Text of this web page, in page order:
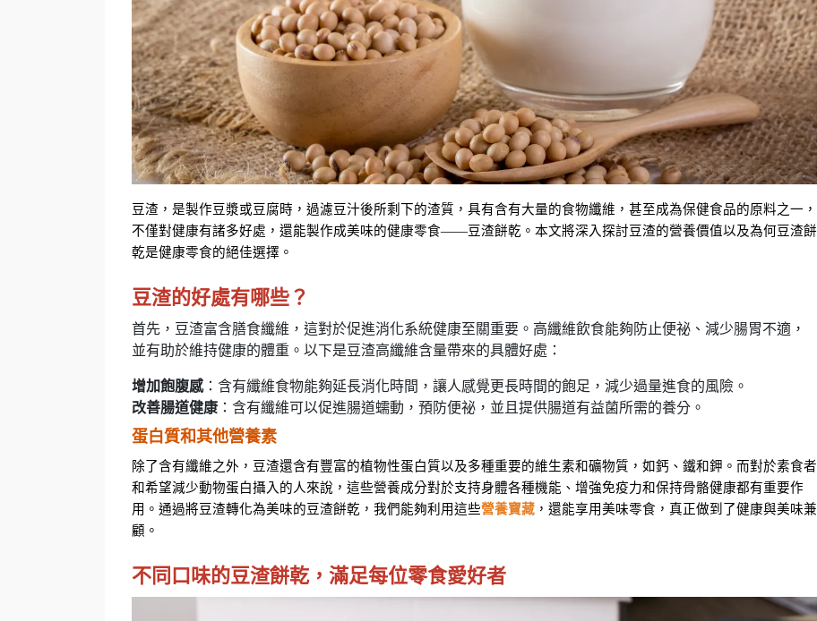
豆渣，是製作豆漿或豆腐時，過濾豆汁後所剩下的渣質，具有含有大量的食物纖維，甚至成為保健食品的原料之一，
不僅對健康有諸多好處，還能製作成美味的健康零食——豆渣餅乾。本文將深入探討豆渣的營養價值以及為何豆渣餅
乾是健康零食的絕佳選擇。
豆渣的好處有哪些？
首先，豆渣富含膳食纖維，這對於促進消化系統健康至關重要。高纖維飲食能夠防止便祕、減少腸胃不適，
並有助於維持健康的體重。以下是豆渣高纖維含量帶來的具體好處：
增加飽腹感：含有纖維食物能夠延長消化時間，讓人感覺更長時間的飽足，減少過量進食的風險。
改善腸道健康 ：含有纖維可以促進腸道蠕動，預防便祕，並且提供腸道有益菌所需的養分。
蛋白質和其他營養素
除了含有纖維之外，豆渣還含有豐富的植物性蛋白質以及多種重要的維生素和礦物質，如鈣、鐵和鉀。而對於素食者
和希望減少動物蛋白攝入的人來說，這些營養成分對於支持身體各種機能、增強免疫力和保持骨骼健康都有重要作
用。通過將豆渣轉化為美味的豆渣餅乾，我們能夠利用這些營養寶藏 ，還能享用美味零食，真正做到了健康與美味兼
顧。
不同口味的豆渣餅乾，滿足每位零食愛好者